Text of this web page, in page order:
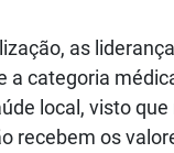
as
a categoria
local, visto
recebem os